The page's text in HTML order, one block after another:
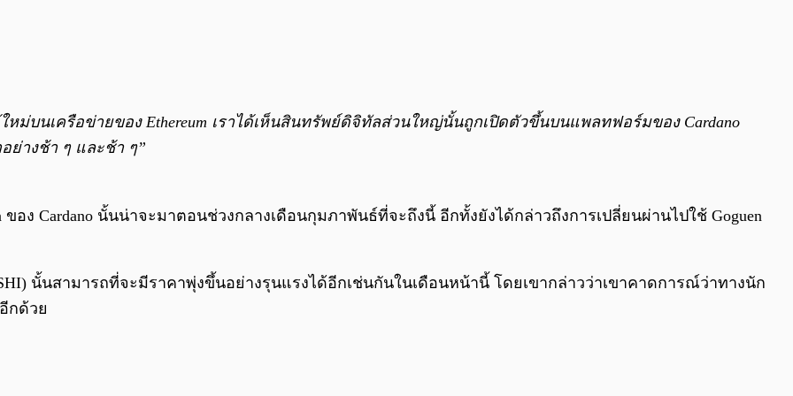
ม่บนเครือข่ายของ Ethereum เราได้เห็นสินทรัพย์ดิจิทัลส่วนใหญ่นั้นถูกเปิดตัวขึ้นบนแพลทฟอร์มของ Cardano
ย่างช้า ๆ และช้า ๆ”
อง Cardano นั้นน่าจะมาตอนช่วงกลางเดือนกุมภาพันธ์ที่จะถึงนี้ อีกทั้งยังได้กล่าวถึงการเปลี่ยนผ่านไปใช้ Goguen
นั้นสามารถที่จะมีราคาพุ่งขึ้นอย่างรุนแรงได้อีกเช่นกันในเดือนหน้านี้ โดยเขากล่าวว่าเขาคาดการณ์ว่าทางนัก
กด้วย